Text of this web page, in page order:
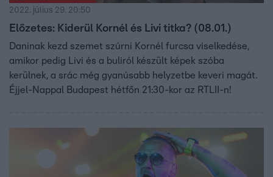
2022. július 29. 20:50
Előzetes: Kiderül Kornél és Livi titka? (08.01.)
Daninak kezd szemet szúrni Kornél furcsa viselkedése,
amikor pedig Livi és a buliról készült képek szóba
kerülnek, a srác még gyanúsabb helyzetbe keveri magát.
Éjjel-Nappal Budapest hétfőn 21:30-kor az RTLII-n!